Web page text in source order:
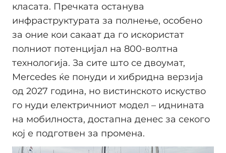
класата. Пречката останува
инфраструктурата за полнење, особено
за оние кои сакаат да го искористат
полниот потенцијал на 800-волтна
технологија. За сите што се двоумат,
Mercedes ќе понуди и хибридна верзија
од 2027 година, но вистинското искуство
го нуди електричниот модел – иднината
на мобилноста, достапна денес за секого
кој е подготвен за промена.